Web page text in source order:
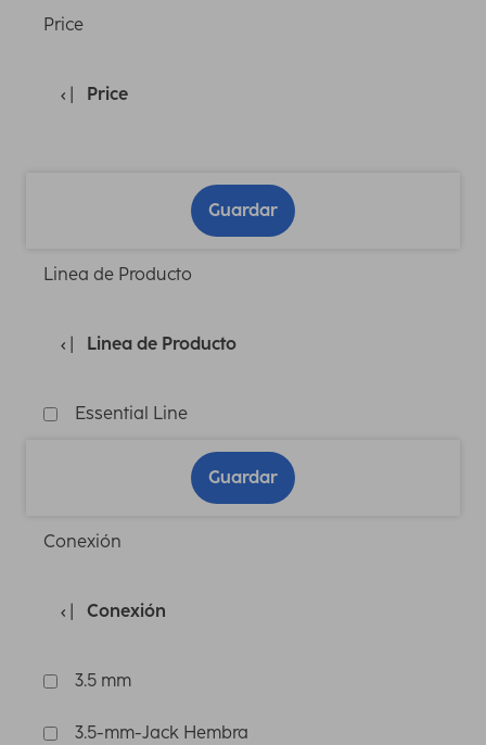
Price
Price
Guardar
Linea de Producto
Linea de Producto
Essential Line
Guardar
Conexión
Conexión
3.5 mm
3.5-mm-Jack Hembra